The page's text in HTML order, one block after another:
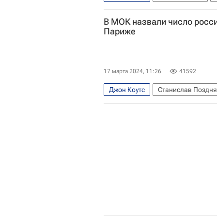
Эммануэль Макрон
Томас Бах
Летние Олимпийские игры 2024
В МОК назвали число
Париже
17 марта 2024, 11:26 41592
Джон Коутс Станислав
Международный олимпийский